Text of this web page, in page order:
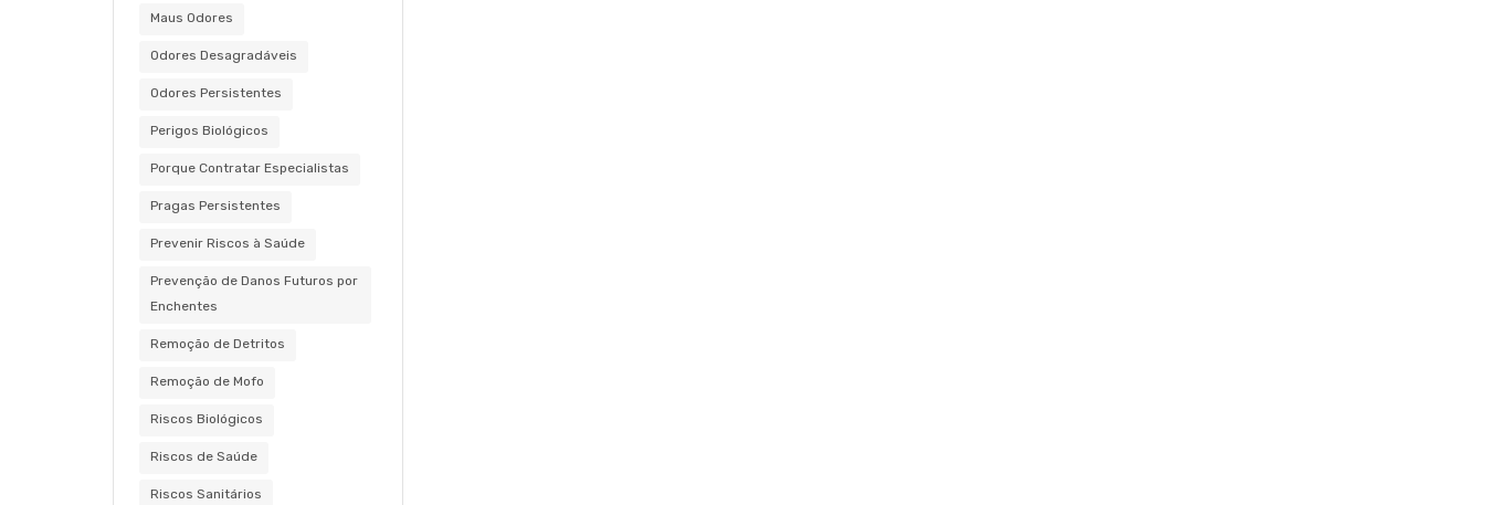
Maus Odores
Odores Desagradáveis
Odores Persistentes
Perigos Biológicos
Porque Contratar Especialistas
Pragas Persistentes
Prevenir Riscos à Saúde
Prevenção de Danos Futuros por
Enchentes
Remoção de Detritos
Remoção de Mofo
Riscos Biológicos
Riscos de Saúde
Riscos Sanitários